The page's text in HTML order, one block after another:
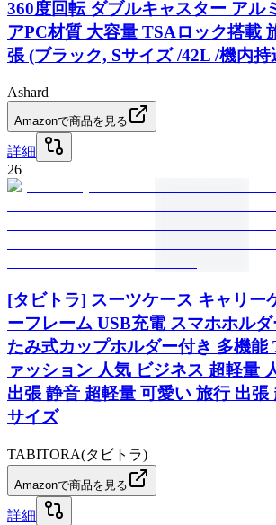
360度回転 ダブルキャスター アル
アPC材質 大容量 TSAロック搭載
張 (ブラック, Sサイズ /42L /機内持
Ashard
Amazonで商品を見る
詳細
26
[タビトラ] スーツケース キャリー
ーフレーム USB充電 スマホホル
たみ式カップホルダー付き 多機能
ァッション 人気 ビジネス 超軽量
出張 静音 超軽量 可愛い 旅行 出
サイズ
TABITORA(タビトラ)
Amazonで商品を見る
詳細